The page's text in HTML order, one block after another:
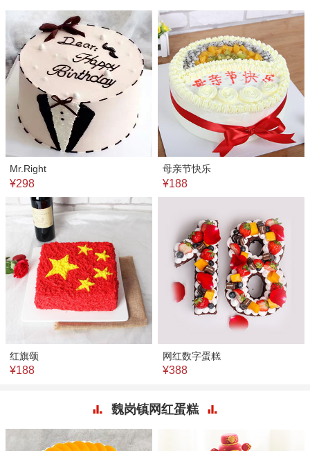
Mr.Right
¥298
母亲节快乐
¥188
红旗颂
¥188
网红数字蛋糕
¥388
魏岗镇网红蛋糕